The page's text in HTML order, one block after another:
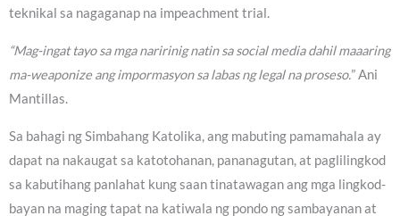
teknikal sa nagaganap na impeachment trial.
“Mag-ingat tayo sa mga naririnig natin sa social media dahil maaaring
ma-weaponize ang impormasyon sa labas ng legal na proseso.” Ani
Mantillas.
Sa bahagi ng Simbahang Katolika, ang mabuting pamamahala ay
dapat na nakaugat sa katotohanan, pananagutan, at paglilingkod
sa kabutihang panlahat kung saan tinatawagan ang mga lingkod-
bayan na maging tapat na katiwala ng pondo ng sambayanan at